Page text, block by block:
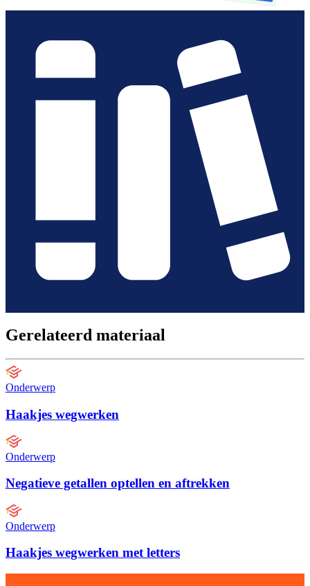
Gerelateerd materiaal
Onderwerp
Haakjes wegwerken
Onderwerp
Negatieve getallen optellen en aftrekken
Onderwerp
Haakjes wegwerken met letters